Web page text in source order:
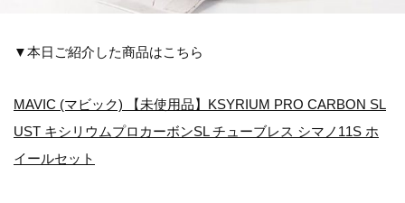
▼本日ご紹介した商品はこちら
MAVIC (マビック) 【未使用品】KSYRIUM PRO CARBON SL
UST キシリウムプロカーボンSL チューブレス シマノ11S ホ
イールセット